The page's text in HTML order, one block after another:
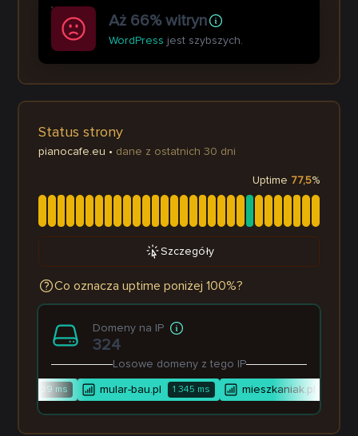
Aż 66% witryn
WordPress jest szybszych.
Status strony
pianocafe.eu • dane z ostatnich 30 dni
Uptime 77,5%
Szczegóły
Co oznacza uptime poniżej 100%?
Domeny na IP
324
Losowe domeny z tego IP
239ms mular-bau.pl 1 345ms mieszkaniak.pl